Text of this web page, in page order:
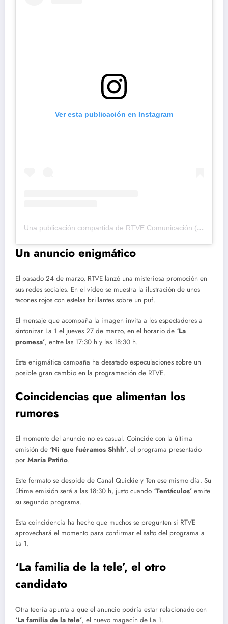
Ver esta publicación en Instagram
Una publicación compartida de RTVE Comunicación (@rtvecomunicacion)
Un anuncio enigmático
El pasado 24 de marzo, RTVE lanzó una misteriosa promoción en
sus redes sociales. En el vídeo se muestra la ilustración de unos
tacones rojos con estelas brillantes sobre un puf.
El mensaje que acompaña la imagen invita a los espectadores a
sintonizar La 1 el jueves 27 de marzo, en el horario de ‘La
promesa’, entre las 17:30 h y las 18:30 h.
Esta enigmática campaña ha desatado especulaciones sobre un
posible gran cambio en la programación de RTVE.
Coincidencias que alimentan los
rumores
El momento del anuncio no es casual. Coincide con la última
emisión de ‘Ni que fuéramos Shhh’, el programa presentado
por María Patiño.
Este formato se despide de Canal Quickie y Ten ese mismo día. Su
última emisión será a las 18:30 h, justo cuando ‘Tentáculos’ emite
su segundo programa.
Esta coincidencia ha hecho que muchos se pregunten si RTVE
aprovechará el momento para confirmar el salto del programa a
La 1.
‘La familia de la tele’, el otro
candidato
Otra teoría apunta a que el anuncio podría estar relacionado con
‘La familia de la tele’, el nuevo magacín de La 1.